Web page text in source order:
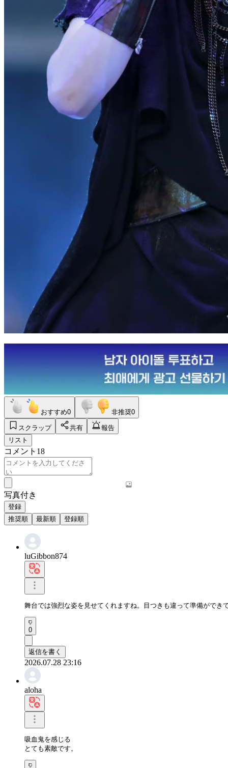
おすすめ0 非推奨0
スクラップ 共有
報告
リスト
コメント 18
写真付き
登録
推奨順
最新順 登録順
luGibbon874
舞台では強烈な姿を見せてくれますね。目つきも違って準備ができ
0
返信を書く
2026.07.28 23:16
aloha
吸血鬼を感じる
とても素敵です。